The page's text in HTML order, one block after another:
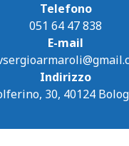
Telefono
051 64 47 838
E-mail
Indirizzo
30, 40124